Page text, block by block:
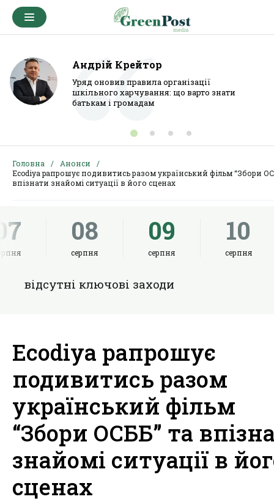
Андрій Крейтор
Уряд оновив правила організації
шкільного харчування: що варто знати
батькам і громадам
Головна
Анонси
Ecodiya pапрошує подивитись разом український фільм “Збори
впізнати знайомі ситуації в його сценах
08
серпня
09
серпня
10
серпня
вiдсутнi ключові заходи
Ecodiya pапрошує
подивитись разом
український фільм
“Збори ОСББ” та
знайомі ситуації в
сценах